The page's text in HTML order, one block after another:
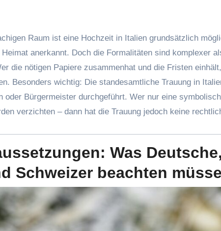
Raum ist eine Hochzeit in Italien grundsätzlich
anerkannt. Doch die Formalitäten sind komplexer
die nötigen Papiere zusammenhat und die Fristen
Besonders wichtig: Die standesamtliche Trauung in
oder Bürgermeister durchgeführt. Wer nur eine
verzichten – dann hat die Trauung jedoch keine
Was Deutsche,
Schweizer beachten